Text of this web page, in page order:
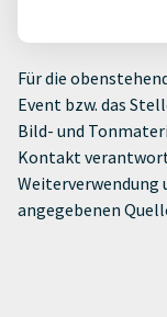
Für die
Event bzw. das
Bild- und
Kontakt
angegebenen